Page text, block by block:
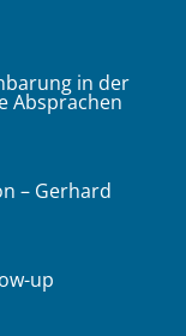
in der
Absprachen
– Gerhard
up